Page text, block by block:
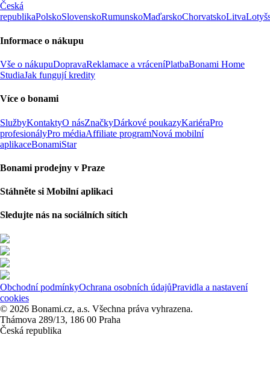
Česká
republikaPolskoSlovenskoRumunskoMaďarskoChorvatskoLitva
Informace o nákupu
Vše o nákupuDopravaReklamace a vráceníPlatbaBonami Home
StudiaJak fungují kredity
Více o bonami
SlužbyKontaktyO násZnačkyDárkové poukazyKariéraPro
profesionályPro médiaAffiliate programNová mobilní
aplikaceBonamiStar
Bonami prodejny v Praze
Stáhněte si Mobilní aplikaci
Sledujte nás na sociálních sítích
Obchodní podmínkyOchrana osobních údajůPravidla a nastavení
cookies
© 2026 Bonami.cz, a.s. Všechna práva vyhrazena.
Thámova 289/13, 186 00 Praha
Česká republika